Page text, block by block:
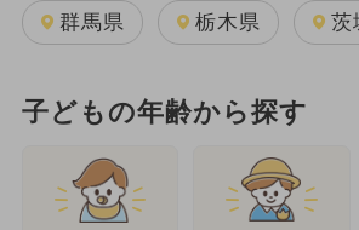
群馬県 栃木県 茨
子どもの年齢から探す